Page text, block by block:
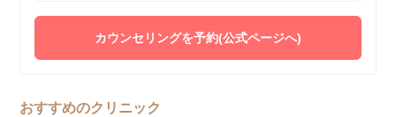
カウンセリングを予約(公式ページへ)
おすすめのクリニック